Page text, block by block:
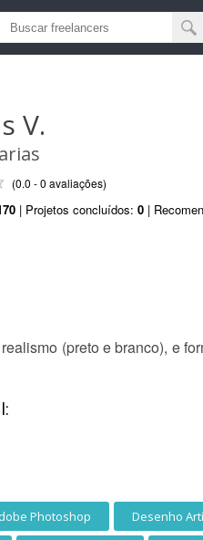
V.
(0.0 - 0 avaliações)
| Projetos concluídos: 0 |
(preto e branco), e
Photoshop Desenho